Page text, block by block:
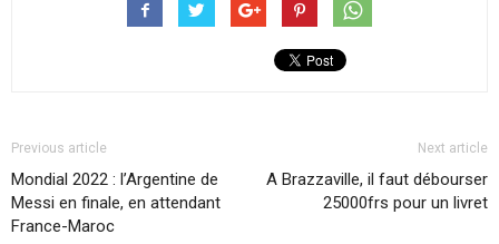
Previous article
Mondial 2022 : l’Argentine de
Messi en finale, en attendant
France-Maroc
Next article
A Brazzaville, il faut débourser
25000frs pour un livret